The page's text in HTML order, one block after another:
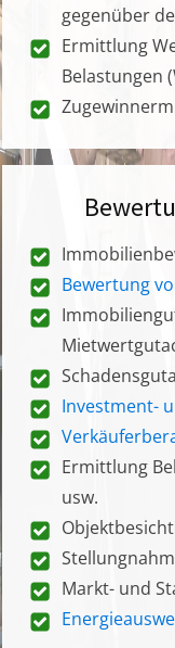
gegenüber
Ermittlung
Belastungen
Bewertung
Investment-
Ermittlung
usw.
Markt- und